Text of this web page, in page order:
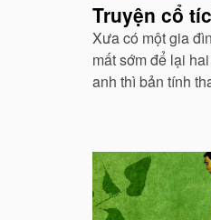
Truyện cổ
Xưa có một gia
mất sớm để lại
anh thì bản tính